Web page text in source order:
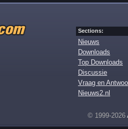
Sections:
Nieuws
Downloads
Top Downloads
Discussie
Vraag en
Nieuws2.nl
© 1999-2026